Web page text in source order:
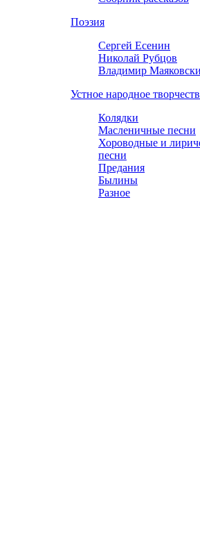
Поэзия
Сергей Есенин
Николай Рубцов
Владимир
Устное народное
Колядки
Масленичные песни
Хороводные и
песни
Предания
Былины
Разное